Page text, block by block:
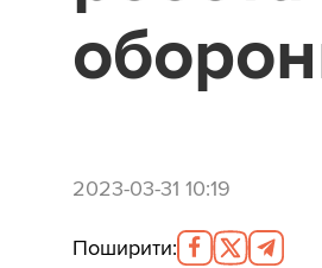
2023-03-31 10:19
Поширити: